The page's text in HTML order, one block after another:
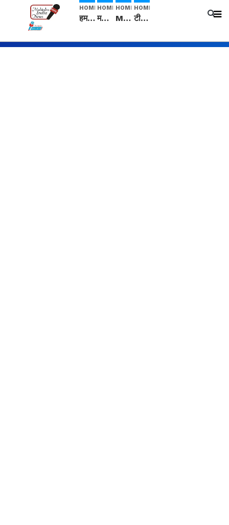
HOME
हम सनातनी..." सांसद kangana Ranaut से क्या बोली लड़की? Viral Jantar-Mantar | CJP protest
HOME
मनीषा हत्याकांड: हत्या, आत्महत्या या कोई बड़ा राज? | Full Story | Josh Haryana
HOME
Mangalsutra: हिंदू धर्म में शादी के बाद मंगलसूत्र क्यों पहनती है महिलाएं, किसने शुरु की ये परंपरा
HOME
टीम बीकेई ने एग्रीकल्चर ग्रेड की यूरिया खाद गट्टों में बदलकर टेक्निकल ग्रेड में बेचने वालों पर करवाई कार्रवाई: लखविंदर सिंह औलख